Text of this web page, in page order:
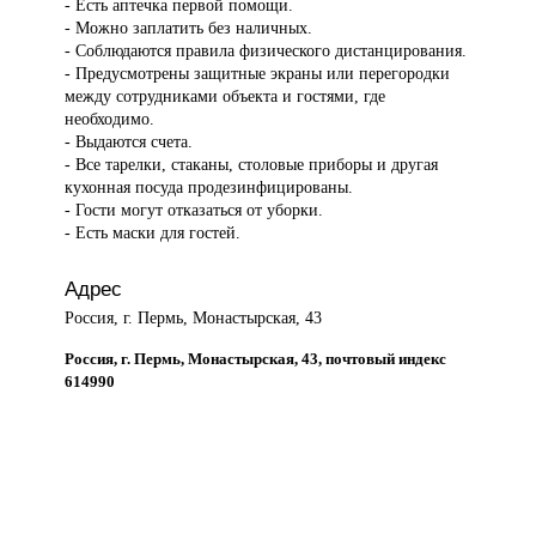
- Есть аптечка первой помощи.
- Можно заплатить без наличных.
- Соблюдаются правила физического дистанцирования.
- Предусмотрены защитные экраны или перегородки
между сотрудниками объекта и гостями, где
необходимо.
- Выдаются счета.
- Все тарелки, стаканы, столовые приборы и другая
кухонная посуда продезинфицированы.
- Гости могут отказаться от уборки.
- Есть маски для гостей.
Адрес
Россия, г. Пермь, Монастырская, 43
Россия, г. Пермь, Монастырская, 43, почтовый индекс
614990